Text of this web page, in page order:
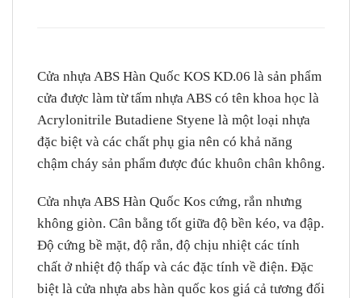
Cửa nhựa ABS Hàn Quốc KOS KD.06 là sản phẩm
cửa được làm từ tấm nhựa ABS có tên khoa học là
Acrylonitrile Butadiene Styene là một loại nhựa
đặc biệt và các chất phụ gia nên có khả năng
chậm cháy sản phẩm được đúc khuôn chân không.
Cửa nhựa ABS Hàn Quốc Kos cứng, rắn nhưng
không giòn. Cân bằng tốt giữa độ bền kéo, va đập.
Độ cứng bề mặt, độ rắn, độ chịu nhiệt các tính
chất ở nhiệt độ thấp và các đặc tính về điện. Đặc
biệt là cửa nhựa abs hàn quốc kos giá cả tương đối